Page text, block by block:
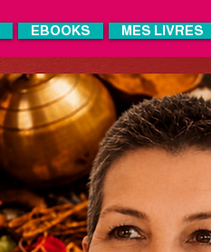
EBOOKS MES LIVRES